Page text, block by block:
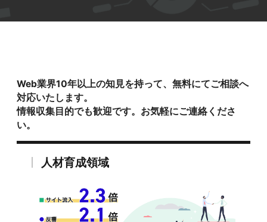
Web業界10年以上の知見を持って、無料にてご相談へ
対応いたします。
情報収集目的でも歓迎です。お気軽にご連絡くださ
い。
人材育成領域